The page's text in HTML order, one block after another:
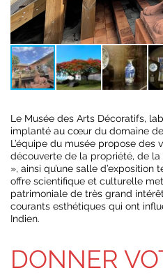
Le Musée des Arts Décoratifs,
implanté au cœur du domaine
L’équipe du musée propose des
découverte de la propriété, de
», ainsi qu’une salle
offre scientifique et culturelle
patrimoniale de très grand
courants esthétiques qui ont
Indien.
DONNER